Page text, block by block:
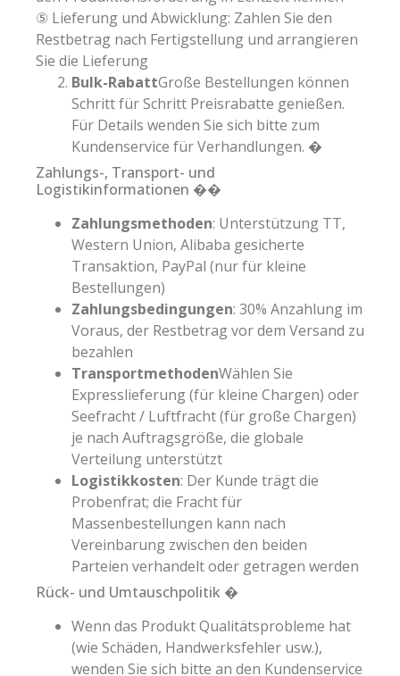
⑤ Lieferung und Abwicklung: Zahlen Sie den
Restbetrag nach Fertigstellung und arrangieren
Sie die Lieferung
Bulk-RabattGroße Bestellungen können
Schritt für Schritt Preisrabatte genießen.
Für Details wenden Sie sich bitte zum
Kundenservice für Verhandlungen. �
Zahlungs-, Transport- und
Logistikinformationen ��
Zahlungsmethoden: Unterstützung TT,
Western Union, Alibaba gesicherte
Transaktion, PayPal (nur für kleine
Bestellungen)
Zahlungsbedingungen: 30% Anzahlung im
Voraus, der Restbetrag vor dem Versand zu
bezahlen
TransportmethodenWählen Sie
Expresslieferung (für kleine Chargen) oder
Seefracht / Luftfracht (für große Chargen)
je nach Auftragsgröße, die globale
Verteilung unterstützt
Logistikkosten: Der Kunde trägt die
Probenfrat; die Fracht für
Massenbestellungen kann nach
Vereinbarung zwischen den beiden
Parteien verhandelt oder getragen werden
Rück- und Umtauschpolitik �
Wenn das Produkt Qualitätsprobleme hat
(wie Schäden, Handwerksfehler usw.),
wenden Sie sich bitte an den Kundenservice